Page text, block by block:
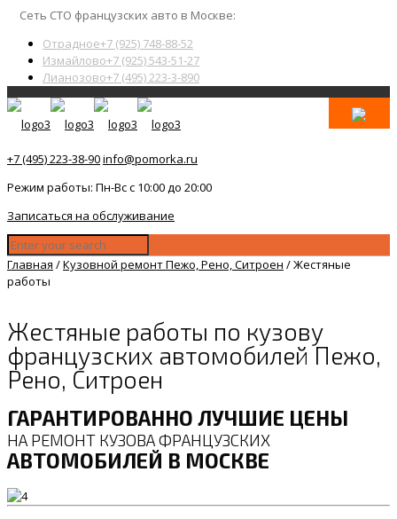
Сеть СТО французских авто в Москве:
Отрадное+7 (925) 748-88-52
Измайлово+7 (925) 543-51-27
Лианозово+7 (495) 223-3-890
+7 (495) 223-38-90info@pomorka.ru
Режим работы: Пн-Вс с 10:00 до 20:00
Записаться на обслуживание
Главная /Кузовной ремонт Пежо, Рено, Ситроен /Жестяные
работы
Жестяные работы по кузову
французских автомобилей Пежо,
Рено, Ситроен
ГАРАНТИРОВАННО ЛУЧШИЕ ЦЕНЫ
НА РЕМОНТ КУЗОВА ФРАНЦУЗСКИХ
АВТОМОБИЛЕЙ В МОСКВЕ